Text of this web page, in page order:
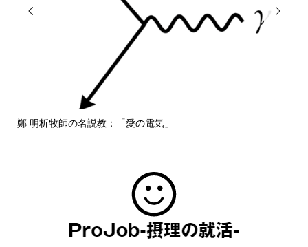

鄭 明析牧師の名説教：「愛の電気」
